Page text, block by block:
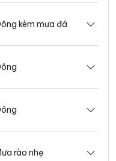
kèm mưa đá
rào nhẹ